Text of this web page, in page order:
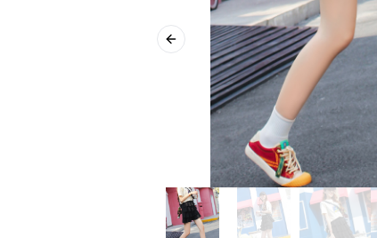
Previous slide